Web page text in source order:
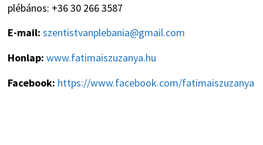
plébános: +36 30 266 3587
E-mail: szentistvanplebania@gmail.com
Honlap: www.fatimaiszuzanya.hu
Facebook: https://www.facebook.com/fatimaiszuzanya